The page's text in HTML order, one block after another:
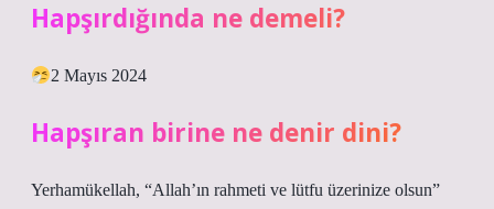
Hapşırdığında ne demeli?
2 Mayıs 2024
Hapşıran birine ne denir dini?
Yerhamükellah, “Allah’ın rahmeti ve lütfu üzerinize olsun”